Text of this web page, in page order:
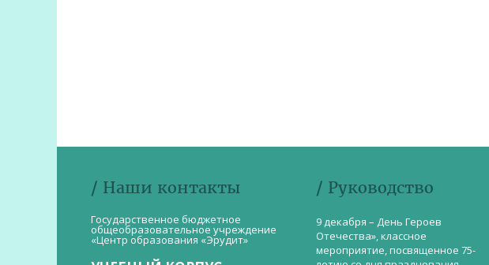
/ Наши контакты
Государственное бюджетное
общеобразовательное учреждение
«Центр образования «Эрудит»
/ Руководство
9 декабря – День Героев
Отечества», классное
мероприятие, посвященное 75-